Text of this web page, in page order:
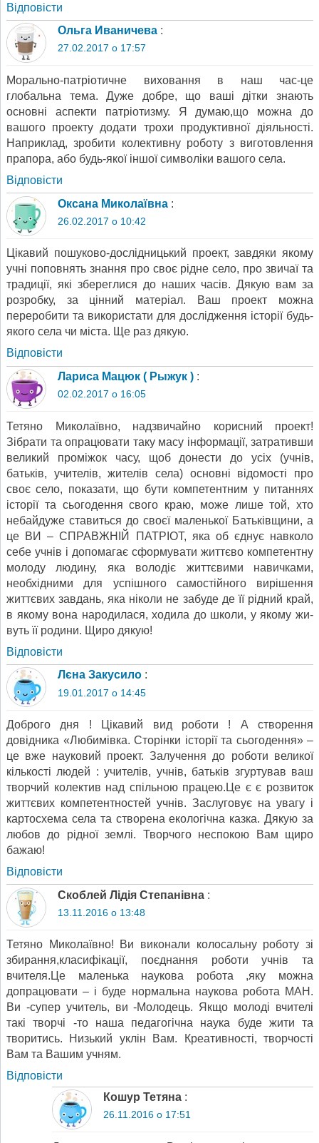
Відповіcти
Ольга Иваничева :
27.02.2017 о 17:57
Морально-патріотичне виховання в наш час-це
глобальна тема. Дуже добре, що ваші дітки знають
основні аспекти патріотизму. Я думаю,що можна до
вашого проекту додати трохи продуктивної діяльності.
Наприклад, зробити колективну роботу з виготовлення
прапора, або будь-якої іншої символіки вашого села.
Відповіcти
Оксана Миколаївна :
26.02.2017 о 10:42
Цікавий пошуково-дослідницький проект, завдяки якому
учні поповнять знання про своє рідне село, про звичаї та
традиції, які збереглися до наших часів. Дякую вам за
розробку, за цінний матеріал. Ваш проект можна
переробити та використати для дослідження історії будь-
якого села чи міста. Ще раз дякую.
Відповіcти
Лариса Мацюк ( Рыжук ) :
02.02.2017 о 16:05
Тетяно Миколаївно, надзвичайно корисний проект!
Зібрати та опрацювати таку масу інформації, затративши
великий проміжок часу, щоб донести до усіх (учнів,
батьків, учителів, жителів села) основні відомості про
своє село, показати, що бути компетентним у питаннях
історії та сьогодення свого краю, може лише той, хто
небайдуже ставиться до своєї маленької Батьківщини, а
це ВИ – СПРАВЖНІЙ ПАТРІОТ, яка об єднує навколо
себе учнів і допомагає сформувати життєво компетентну
молоду людину, яка володіє життєвими навичками,
необхідними для успішно­го самостійного вирішення
життєвих завдань, яка ніколи не забуде де її рідний край,
в якому вона народилася, ходила до школи, у якому жи­
вуть її родини. Щиро дякую!
Відповіcти
Лєна Закусило :
19.01.2017 о 14:45
Доброго дня ! Цікавий вид роботи ! А створення
довідника «Любимівка. Сторінки історії та сьогодення» –
це вже науковий проект. Залучення до роботи великої
кількості людей : учителів, учнів, батьків згуртував ваш
творчий колектив над спільною працею.Це є є розвиток
життєвих компетентностей учнів. Заслуговує на увагу і
картосхема села та створена екологічна казка. Дякую за
любов до рідної землі. Творчого неспокою Вам щиро
бажаю!
Відповіcти
Скоблей Лідія Степанівна :
13.11.2016 о 13:48
Тетяно Миколаївно! Ви виконали колосальну роботу зі
збирання,класифікації, поєднання роботи учнів та
вчителя.Це маленька наукова робота ,яку можна
допрацювати – і буде нормальна наукова робота МАН.
Ви -супер учитель, ви -Молодець. Якщо молоді вчителі
такі творчі -то наша педагогічна наука буде жити та
творитись. Низький уклін Вам. Креативності, творчості
Вам та Вашим учням.
Відповіcти
Кошур Тетяна :
26.11.2016 о 17:51